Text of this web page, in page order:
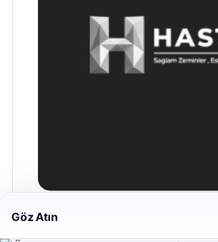
Hastaş Beton
Göz Atın